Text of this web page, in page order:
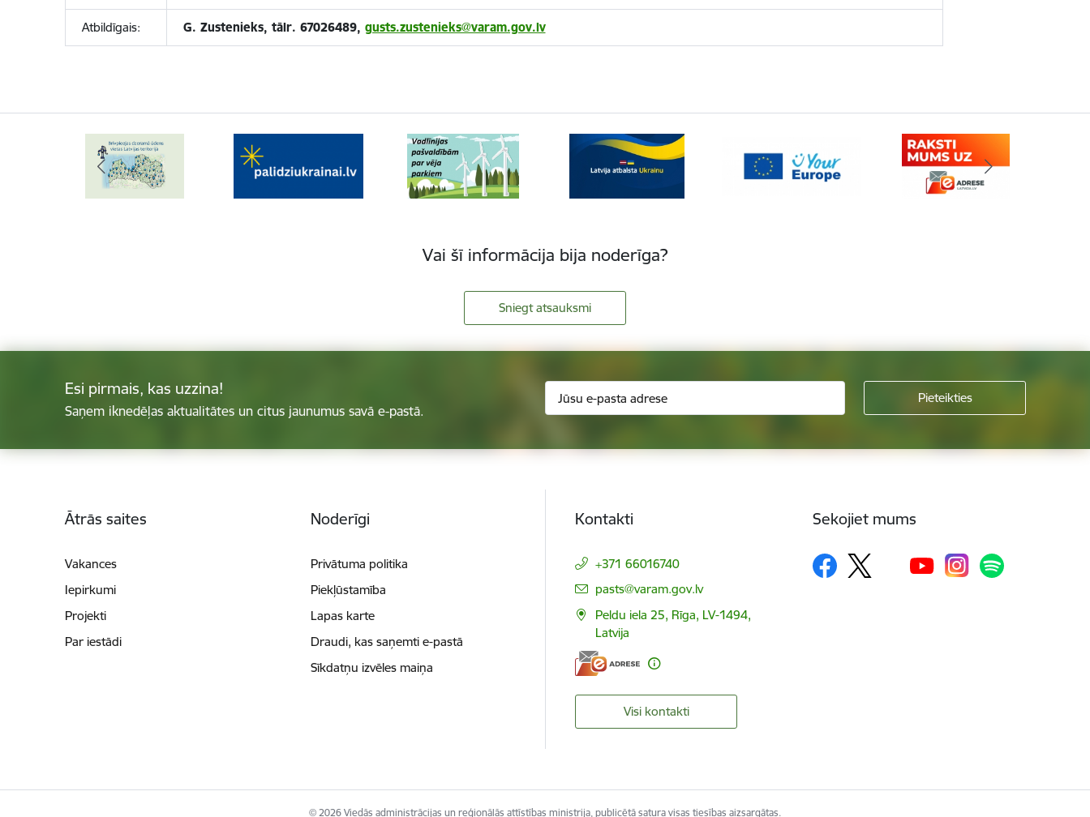
Atbildīgais: G. Zustenieks, tālr. 67026489, gusts.zustenieks@varam.gov.lv
Vai šī informācija bija noderīga?
Sniegt atsauksmi
Esi pirmais, kas uzzina!
Saņem iknedēļas aktualitātes un citus jaunumus savā e-pastā.
Ātrās saites
Vakances
Iepirkumi
Projekti
Par iestādi
Noderīgi
Privātuma politika
Piekļūstamība
Lapas karte
Draudi, kas saņemti e-pastā
Sīkdatņu izvēles maiņa
Kontakti
+371 66016740
E-pasts:
pasts@varam.gov.lv
Peldu iela 25, Rīga, LV-1494,
Latvija
Visi kontakti
Sekojiet mums
© 2026 Viedās administrācijas un reģionālās attīstības ministrija, publicētā satura visas tiesības aizsargātas.